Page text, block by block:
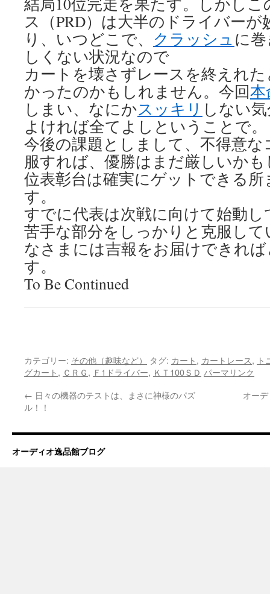
ス（PRD）は大半のドライバー
り、いつどこで、 クラッシュに
しくない状況なので
カートを壊さずレースを終えれ
かったのかもしれません。今回本
しまい、なにかスッキリ しない
よければ全てよしということで。
今後の課題としまして、不得意
服すれば、優勝はまだ厳しいか
位表彰台は確実にゲットできる
す。
すでに代表は次戦に向けて始動
苦手な部分をしっかりと克服し
なさまには吉報をお届けできれ
す。
To Be Continued
カテゴリー: その他（趣味など） タグ: カート, カートレース, ト
グカート, ＣＲＧ, Ｆ1ドライバー, ＫＴ100ＳＤ パーマリンク
← 日々の機器のテストは、まさに神様のパズ
ル！！
オー
オーディオ逸品館ブログ